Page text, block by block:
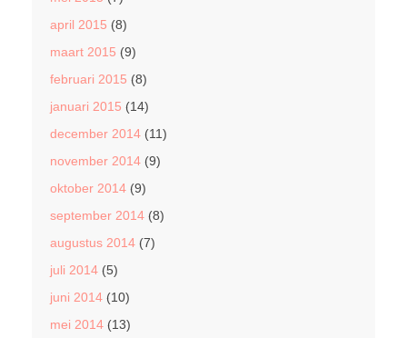
april 2015 (8)
maart 2015 (9)
februari 2015 (8)
januari 2015 (14)
december 2014(11)
november 2014(9)
oktober 2014(9)
september 2014(8)
augustus 2014(7)
juli 2014(5)
juni 2014(10)
mei 2014(13)